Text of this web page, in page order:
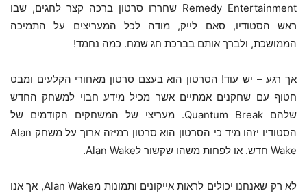
Remedy Entertainment שחררו סרטון ברכה קצר לחגים, שבו
ראש הסטודיו, סאם לייק, מודה לכל המעריצים על התמיכה
הממושכת, ולברך אותם בברכת חג שמח. כמה נחמד!
אך רגע – יש עוד! הסרטון הוא בעצם סרטון מאחורי הקלעים ומבט
חטוף עם שחקנים אמתיים אשר מכיל מידע חבוי למשחק החדש
שלהם Quantum Break. מעריצי של המשחקים הקודמים של
הסטודיו יזהו מיד כי הסרטון הוא סרטון רמיזה ארוך על משחק Alan
Wake חדש. או לפחות משהו שקשור לAlan Wake.
לא רק שאנחנו יכולים לראות אייקונים ותמונות מAlan Wake, אך אנו